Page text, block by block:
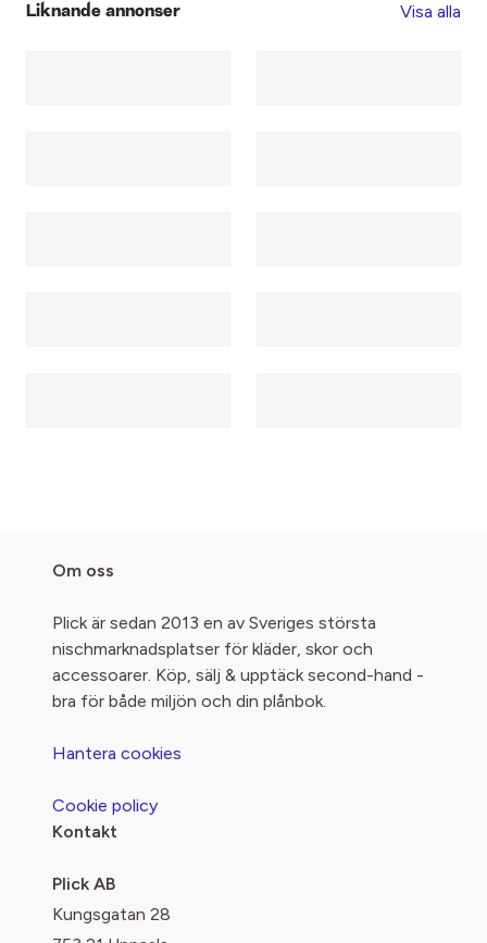
Liknande annonser Visa alla
Om oss
Plick är sedan 2013 en av Sveriges största
nischmarknadsplatser för kläder, skor och
accessoarer. Köp, sälj & upptäck second-hand -
bra för både miljön och din plånbok.
Hantera cookies
Cookie policy
Kontakt
Plick AB
Kungsgatan 28